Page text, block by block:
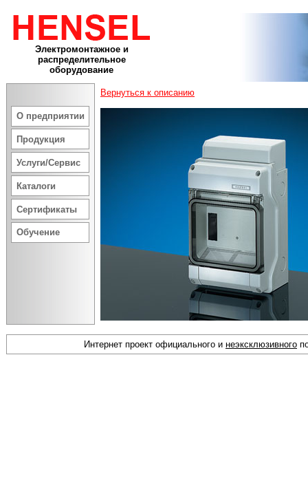
Электромонтажное и
распределительное
оборудование
О предприятии
Продукция
Услуги/Сервис
Каталоги
Сертификаты
Обучение
Вернуться к описанию
Интернет проект официального и неэксклюзивного